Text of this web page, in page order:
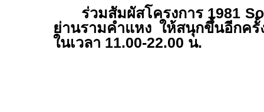
ร่วมสัมผัสโครงการ 1981
ย่านรามคำแหง ให้สนุกขึ้นอีกค
ในเวลา 11.00-22.00 น.